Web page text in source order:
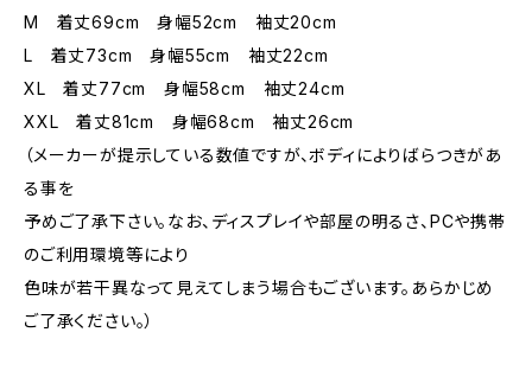
M 着丈69cm 身幅52cm 袖丈20cm
L 着丈73cm 身幅55cm 袖丈22cm
XL 着丈77cm 身幅58cm 袖丈24cm
XXL 着丈81cm 身幅68cm 袖丈26cm
（メーカーが提示している数値ですが、ボディによりばらつきがあ
る事を
予めご了承下さい。なお、ディスプレイや部屋の明るさ、PCや携帯
のご利用環境等により
色味が若干異なって見えてしまう場合もございます。あらかじめ
ご了承ください。）